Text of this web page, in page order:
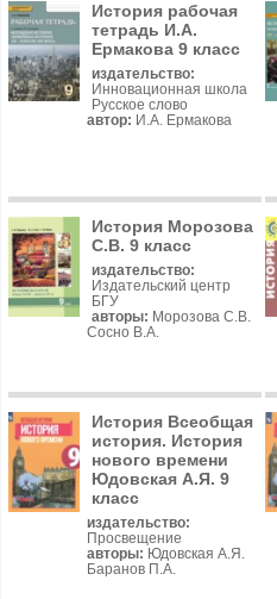
История рабочая
тетрадь И.А.
Ермакова 9 класс
издательство:
Инновационная школа
Русское слово
автор: И.А. Ермакова
История Морозова
С.В. 9 класс
издательство:
Издательский центр
БГУ
авторы: Морозова С.В.
Сосно В.А.
История Всеобщая
история. История
нового времени
Юдовская А.Я. 9
класс
издательство:
Просвещение
авторы: Юдовская А.Я.
Баранов П.А.